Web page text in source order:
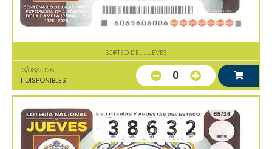
SORTEO DEL JUEVES
13/08/2026
1 DISPONIBLES 0